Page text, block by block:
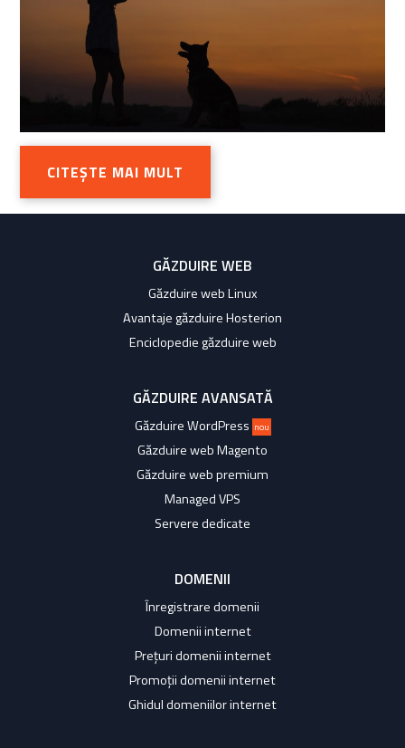
CITEȘTE MAI MULT
GĂZDUIRE WEB
Găzduire web Linux
Avantaje găzduire Hosterion
Enciclopedie găzduire web
GĂZDUIRE AVANSATĂ
Găzduire WordPress nou
Găzduire web Magento
Găzduire web premium
Managed VPS
Servere dedicate
DOMENII
Înregistrare domenii
Domenii internet
Prețuri domenii internet
Promoții domenii internet
Ghidul domeniilor internet